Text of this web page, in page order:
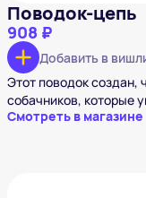
Поводок-цепь
908 ₽
Добавить в
Этот поводок создан,
собачников, которые
Смотреть в магазине